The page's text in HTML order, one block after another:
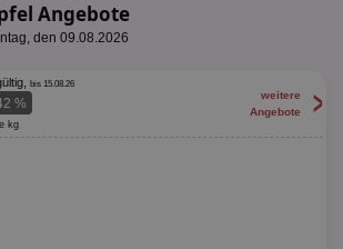
Angebote
den 09.08.2026
bis 15.08.26
%
kg
weitere
Angebote
>